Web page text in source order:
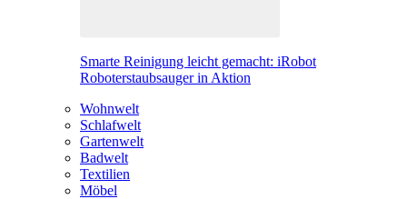
Smarte Reinigung leicht gemacht: iRobot
Roboterstaubsauger in Aktion
Wohnwelt
Schlafwelt
Gartenwelt
Badwelt
Textilien
Möbel